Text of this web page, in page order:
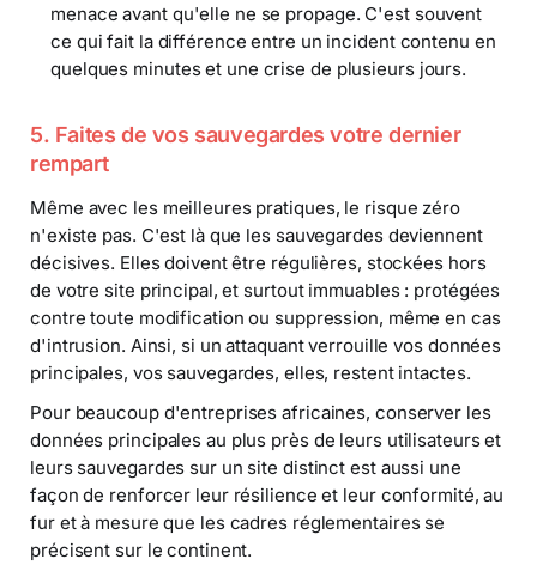
menace avant qu'elle ne se propage. C'est souvent
ce qui fait la différence entre un incident contenu en
quelques minutes et une crise de plusieurs jours.
5. Faites de vos sauvegardes votre dernier
rempart
Même avec les meilleures pratiques, le risque zéro
n'existe pas. C'est là que les sauvegardes deviennent
décisives. Elles doivent être régulières, stockées hors
de votre site principal, et surtout immuables : protégées
contre toute modification ou suppression, même en cas
d'intrusion. Ainsi, si un attaquant verrouille vos données
principales, vos sauvegardes, elles, restent intactes.
Pour beaucoup d'entreprises africaines, conserver les
données principales au plus près de leurs utilisateurs et
leurs sauvegardes sur un site distinct est aussi une
façon de renforcer leur résilience et leur conformité, au
fur et à mesure que les cadres réglementaires se
précisent sur le continent.